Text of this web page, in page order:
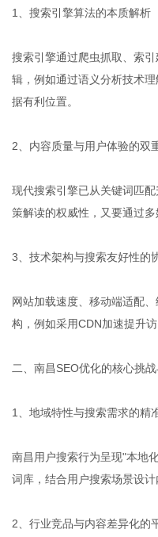
1、搜索引擎算法的本质解析
搜索引擎通过爬虫抓取、索
辑，例如通过语义分析技术
据有利位置。
2、内容质量与用户体验的双
现代搜索引擎已从关键词匹
策解读的权威性，又要通过
3、技术架构与搜索友好性的
网站加载速度、移动端适配
构，例如采用CDN加速提升
二、南昌SEO优化的核心挑
1、地域特性与搜索需求的精
南昌用户搜索行为呈现"本地
词库，结合用户搜索场景设
2、行业竞品与内容差异化的